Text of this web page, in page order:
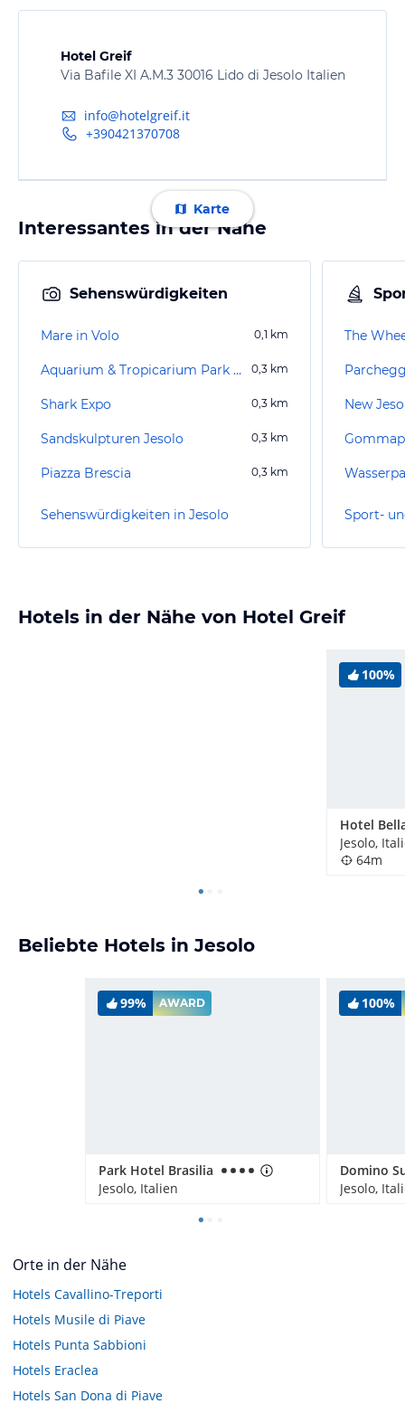
Hotel Greif
Via Bafile XI A.M.3 30016 Lido di Jesolo Italien
info@hotelgreif.it
+390421370708
Karte
Interessantes in der Nähe
Sehenswürdigkeiten
Mare in Volo 0,1 km
Aquarium & Tropicarium Park Lido di Jesolo 0,3 km
Shark Expo 0,3 km
Sandskulpturen Jesolo 0,3 km
Piazza Brescia 0,3 km
Sehenswürdigkeiten in Jesolo
The
New
Sport-
Hotels in der Nähe von Hotel Greif
100%
Hotel
Jesolo,
64m
Beliebte Hotels in Jesolo
99% AWARD
Park Hotel Brasilia
Jesolo, Italien
100%
Domino
Jesolo,
Orte in der Nähe
Hotels Cavallino-Treporti
Hotels Musile di Piave
Hotels Punta Sabbioni
Hotels Eraclea
Hotels San Dona di Piave